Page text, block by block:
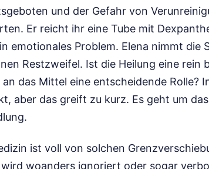
und der Gefahr von
Er reicht ihr eine Tube mit
emotionales Problem. Elena nimmt die
Restzweifel. Ist die Heilung eine rein
das Mittel eine entscheidende Rolle?
aber das greift zu kurz. Es geht um
ist voll von solchen
woanders ignoriert oder sogar